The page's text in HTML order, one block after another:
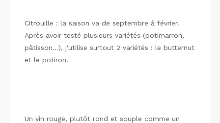
Citrouille : la saison va de septembre à février.
Après avoir testé plusieurs variétés (potimarron,
pâtisson…), j'utilise surtout 2 variétés : le butternut
et le potiron.
Un vin rouge, plutôt rond et souple comme un